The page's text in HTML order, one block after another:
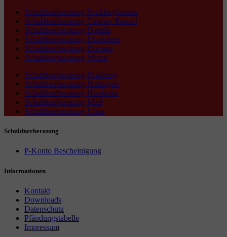
Schuldnerberatung Recklinghausen
Schuldnerberatung-Castrop-Rauxel
Schuldnerberatung-Datteln
Schuldnerberatung-Dinslaken
Schuldnerberatung-Dorsten
Schuldnerberatung-Witten
Schuldnerberatung-Duisburg
Schuldnerberatung-Hattingen
Schuldnerberatung-Herdecke
Schuldnerberatung-Marl
Schuldnerberatung-Unna
Schuldnerberatung
P-Konto Bescheinigung
Informationen
Kontakt
Downloads
Datenschutz
Pfändungstabelle
Impressum